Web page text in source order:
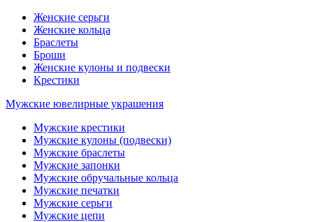
Женские серьги
Женские кольца
Браслеты
Броши
Женские кулоны и подвески
Крестики
Мужские ювелирные украшения
Мужские крестики
Мужские кулоны (подвески)
Мужские браслеты
Мужские запонки
Мужские обручальные кольца
Мужские печатки
Мужские серьги
Мужские цепи